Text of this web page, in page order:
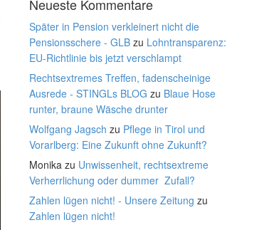
Neueste Kommentare
Später in Pension verkleinert nicht die
Pensionsschere - GLB zu Lohntransparenz:
EU-Richtlinie bis jetzt verschlampt
Rechtsextremes Treffen, fadenscheinige
Ausrede - STINGLs BLOG zu Blaue Hose
runter, braune Wäsche drunter
Wolfgang Jagsch zu Pflege in Tirol und
Vorarlberg: Eine Zukunft ohne Zukunft?
Monika zu Unwissenheit, rechtsextreme
Verherrlichung oder dummer Zufall?
Zahlen lügen nicht! - Unsere Zeitung zu
Zahlen lügen nicht!